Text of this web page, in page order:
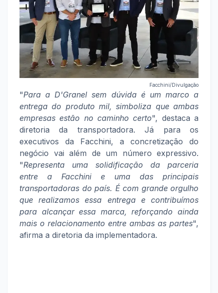
Facchini/Divulgação
"Para a D'Granel sem dúvida é um marco a
entrega do produto mil, simboliza que ambas
empresas estão no caminho certo", destaca a
diretoria da transportadora. Já para os
executivos da Facchini, a concretização do
negócio vai além de um número expressivo.
"Representa uma solidificação da parceria
entre a Facchini e uma das principais
transportadoras do país. É com grande orgulho
que realizamos essa entrega e contribuímos
para alcançar essa marca, reforçando ainda
mais o relacionamento entre ambas as partes",
afirma a diretoria da implementadora.